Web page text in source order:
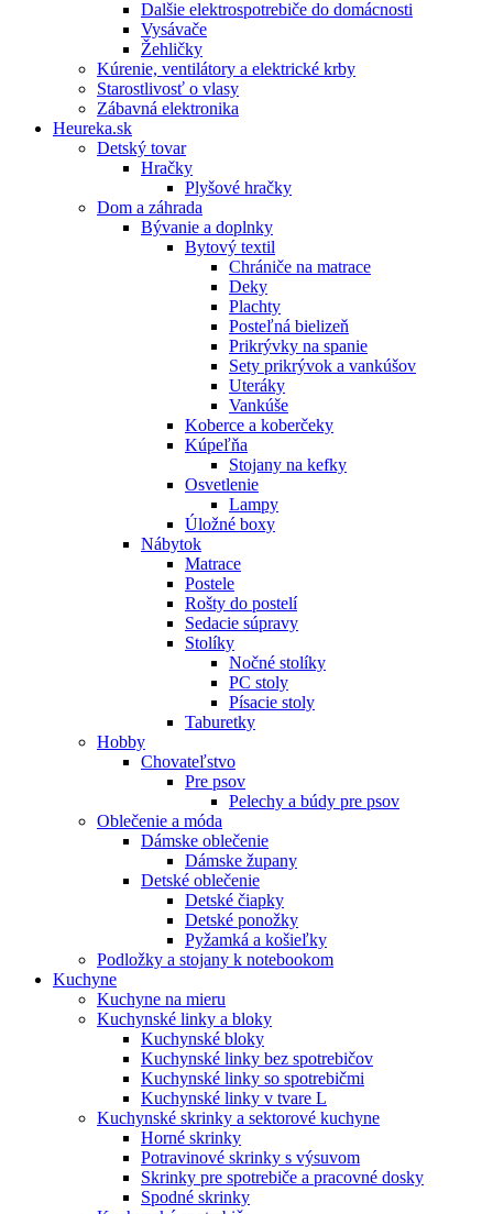
Dalšie elektrospotrebiče do domácnosti
Vysávače
Žehličky
Kúrenie, ventilátory a elektrické krby
Starostlivosť o vlasy
Zábavná elektronika
Heureka.sk
Detský tovar
Hračky
Plyšové hračky
Dom a záhrada
Bývanie a doplnky
Bytový textil
Chrániče na matrace
Deky
Plachty
Posteľná bielizeň
Prikrývky na spanie
Sety prikrývok a vankúšov
Uteráky
Vankúše
Koberce a koberčeky
Kúpeľňa
Stojany na kefky
Osvetlenie
Lampy
Úložné boxy
Nábytok
Matrace
Postele
Rošty do postelí
Sedacie súpravy
Stolíky
Nočné stolíky
PC stoly
Písacie stoly
Taburetky
Hobby
Chovateľstvo
Pre psov
Pelechy a búdy pre psov
Oblečenie a móda
Dámske oblečenie
Dámske župany
Detské oblečenie
Detské čiapky
Detské ponožky
Pyžamká a košieľky
Podložky a stojany k notebookom
Kuchyne
Kuchyne na mieru
Kuchynské linky a bloky
Kuchynské bloky
Kuchynské linky bez spotrebičov
Kuchynské linky so spotrebičmi
Kuchynské linky v tvare L
Kuchynské skrinky a sektorové kuchyne
Horné skrinky
Potravinové skrinky s výsuvom
Skrinky pre spotrebiče a pracovné dosky
Spodné skrinky